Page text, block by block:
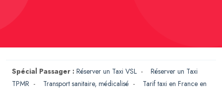
Spécial Passager : Réserver un Taxi VSL - Réserver un Taxi
TPMR - Transport sanitaire, médicalisé - Tarif taxi en France en